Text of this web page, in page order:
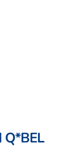
Q*BEL